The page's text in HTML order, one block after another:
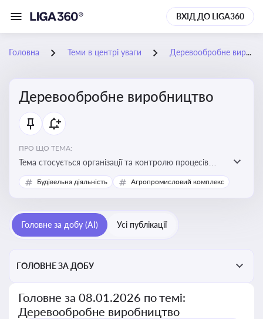
ВХІД ДО LIGA360
Головна Теми в центрі уваги Деревообробне виробництво
Деревообробне виробництво
ПРО ЩО ТЕМА:
Тема стосується організації та контролю процесів
переробки деревини, дотримання технічних
стандартів, екологічних вимог і безпеки праці на
Будівельна діяльність Агропромисловий комплекс
Головне за добу (AI) Усі публікації
ГОЛОВНЕ ЗА ДОБУ
Головне за 08.01.2026 по темі:
Деревообробне виробництво